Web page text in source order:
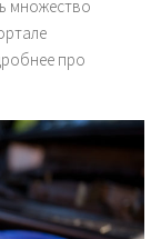
множество
про